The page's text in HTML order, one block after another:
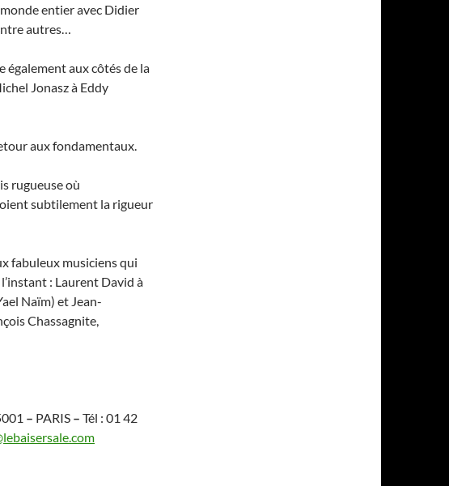
entier avec Didier
autres…
aux côtés de la
Jonasz à Eddy
aux fondamentaux.
rugueuse où
subtilement la rigueur
fabuleux musiciens qui
: Laurent David à
Naïm) et Jean-
Chassagnite,
– PARIS – Tél : 01 42